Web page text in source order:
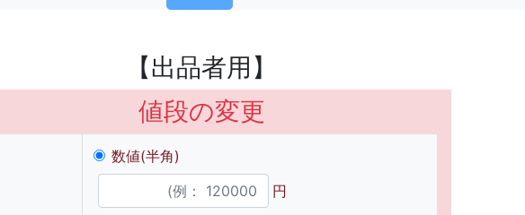
【出品者用】
値段の変更
数値(半角)
円